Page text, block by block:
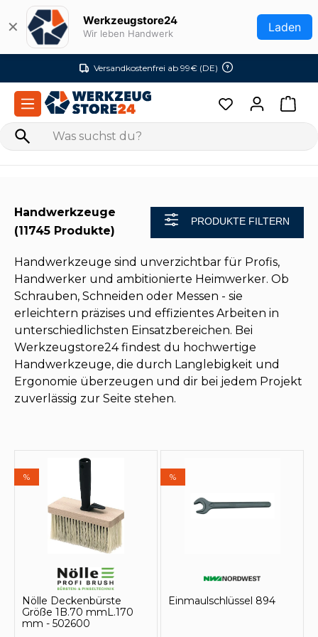
Zum Hauptinhalt springen
✕ Werkzeugstore24
Wir leben Handwerk Laden
Versandkostenfrei ab 99€ (DE)
Handwerkzeuge
(11745 Produkte)
PRODUKTE FILTERN
Handwerkzeuge sind unverzichtbar für Profis,
Handwerker und ambitionierte Heimwerker. Ob
Schrauben, Schneiden oder Messen - sie
erleichtern präzises und effizientes Arbeiten in
unterschiedlichsten Einsatzbereichen. Bei
Werkzeugstore24 findest du hochwertige
Handwerkzeuge, die durch Langlebigkeit und
Ergonomie überzeugen und dir bei jedem Projekt
zuverlässig zur Seite stehen.
%
Nölle Deckenbürste
Größe 1B.70 mmL.170
mm - 502600
%
Einmaulschlüssel 894